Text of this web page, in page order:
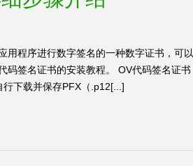
用程序进行数字签名的一种数字证书，可以
码签名证书的安装教程。 OV代码签名证书
下载并保存PFX（.p12[...]